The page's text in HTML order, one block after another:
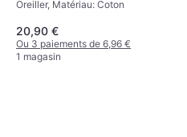
Oreiller, Matériau: Coton
20,90 €
Ou 3 paiements de 6,96 €
1 magasin